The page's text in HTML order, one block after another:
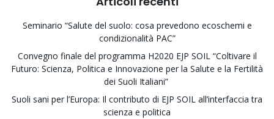
Seminario “Salute del suolo: cosa prevedono ecoschemi e
condizionalità PAC”
Convegno finale del programma H2020 EJP SOIL “Coltivare il
Futuro: Scienza, Politica e Innovazione per la Salute e la Fertilità
dei Suoli Italiani”
Suoli sani per l’Europa: Il contributo di EJP SOIL all’interfaccia tra
scienza e politica